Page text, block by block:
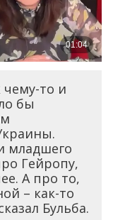
то и
бы
младшего
Гейропу,
А про то,
– как-то
Бульба.